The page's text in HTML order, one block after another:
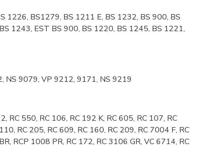
1226, BS1279, BS 1211 E, BS 1232, BS 900, BS
1243, EST BS 900, BS 1220, BS 1245, BS 1221,
NS 9079, VP 9212, 9171, NS 9219
RC 550, RC 106, RC 192 K, RC 605, RC 107, RC
RC 205, RC 609, RC 160, RC 209, RC 7004 F, RC
RCP 1008 PR, RC 172, RC 3106 GR, VC 6714, RC